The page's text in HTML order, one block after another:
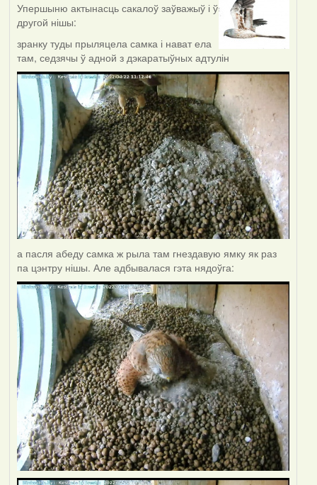
Упершыню актынасць сакалоў заўважыў і ў
другой нішы:
зранку туды прыляцела самка і нават ела
там, седзячы ў адной з дэкаратыўных адтулін
а пасля абеду самка ж рыла там гнездавую ямку як раз
па цэнтру нішы. Але адбывалася гэта нядоўга: